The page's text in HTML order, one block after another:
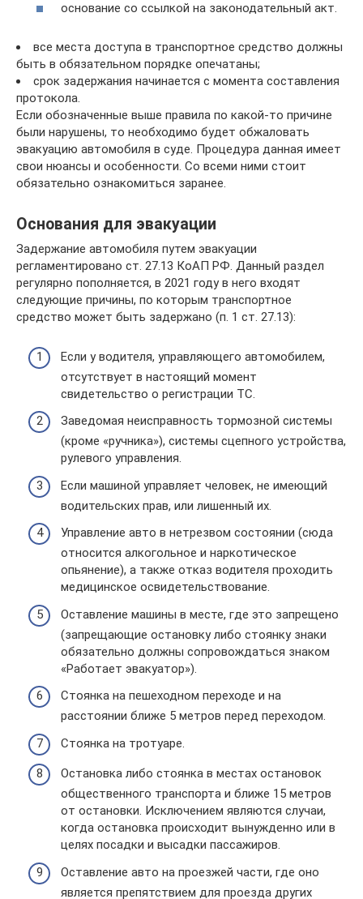
основание со ссылкой на законодательный акт.
все места доступа в транспортное средство должны
быть в обязательном порядке опечатаны;
срок задержания начинается с момента составления
протокола.
Если обозначенные выше правила по какой-то причине
были нарушены, то необходимо будет обжаловать
эвакуацию автомобиля в суде. Процедура данная имеет
свои нюансы и особенности. Со всеми ними стоит
обязательно ознакомиться заранее.
Основания для эвакуации
Задержание автомобиля путем эвакуации
регламентировано ст. 27.13 КоАП РФ. Данный раздел
регулярно пополняется, в 2021 году в него входят
следующие причины, по которым транспортное
средство может быть задержано (п. 1 ст. 27.13):
Если у водителя, управляющего автомобилем,
отсутствует в настоящий момент
свидетельство о регистрации ТС.
Заведомая неисправность тормозной системы
(кроме «ручника»), системы сцепного устройства,
рулевого управления.
Если машиной управляет человек, не имеющий
водительских прав, или лишенный их.
Управление авто в нетрезвом состоянии (сюда
относится алкогольное и наркотическое
опьянение), а также отказ водителя проходить
медицинское освидетельствование.
Оставление машины в месте, где это запрещено
(запрещающие остановку либо стоянку знаки
обязательно должны сопровождаться знаком
«Работает эвакуатор»).
Стоянка на пешеходном переходе и на
расстоянии ближе 5 метров перед переходом.
Стоянка на тротуаре.
Остановка либо стоянка в местах остановок
общественного транспорта и ближе 15 метров
от остановки. Исключением являются случаи,
когда остановка происходит вынужденно или в
целях посадки и высадки пассажиров.
Оставление авто на проезжей части, где оно
является препятствием для проезда других